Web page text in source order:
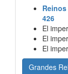
426
El
El
El
Grandes